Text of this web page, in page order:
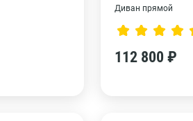
Диван прямой
112 800 ₽